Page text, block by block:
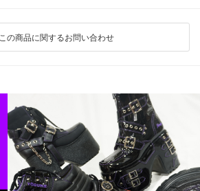
この商品に関するお問い合わせ